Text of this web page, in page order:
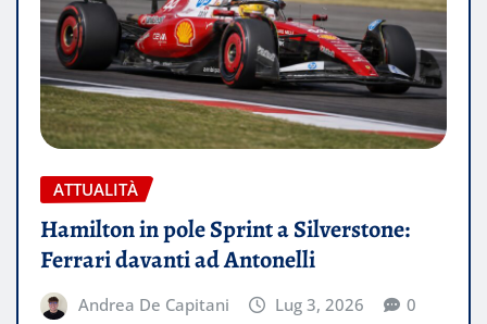
ATTUALITÀ
Hamilton in pole Sprint a Silverstone:
Ferrari davanti ad Antonelli
Andrea De Capitani Lug 3, 2026 0